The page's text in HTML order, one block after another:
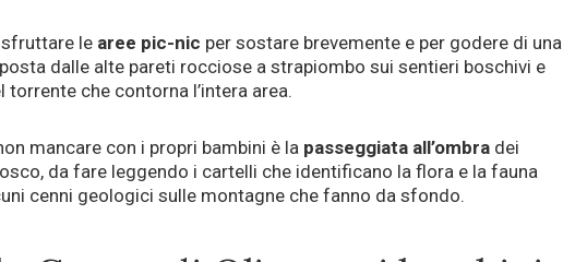
le aree pic-nic per sostare brevemente e per godere di una
dalle alte pareti rocciose a strapiombo sui sentieri boschivi e
torrente che contorna l’intera area.
mancare con i propri bambini è la passeggiata all’ombra dei
da fare leggendo i cartelli che identificano la flora e la fauna
cenni geologici sulle montagne che fanno da sfondo.